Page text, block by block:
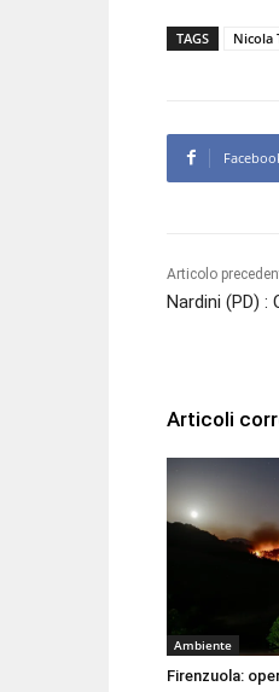
TAGS Nicola
Articolo
Nardini (PD) :
Articoli
Ambiente
Firenzuola: